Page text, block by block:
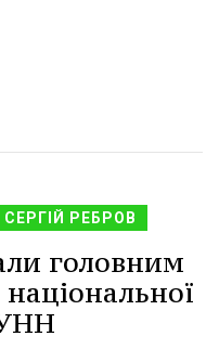
СЕРГІЙ РЕБРОВ
головним